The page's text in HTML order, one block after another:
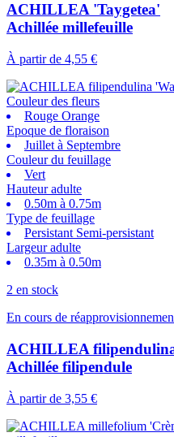
ACHILLEA 'Taygetea'
Achillée millefeuille
À partir de 4,55 €
Couleur des fleurs
Rouge Orange
Epoque de floraison
Juillet à Septembre
Couleur du feuillage
Vert
Hauteur adulte
0.50m à 0.75m
Type de feuillage
Persistant Semi-persistant
Largeur adulte
0.35m à 0.50m
2 en stock
En cours de
ACHILLEA
Achillée filipendule
À partir de 3,55 €